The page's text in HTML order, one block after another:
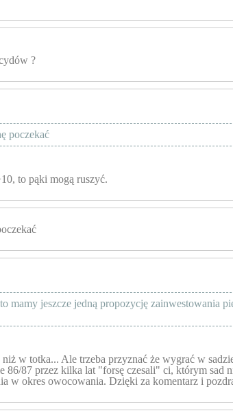
?
poczekać
to pąki mogą ruszyć.
jeszcze jedną propozycję zainwestowania
w totka... Ale trzeba przyznać że wygrać w
87 przez kilka lat "forsę czesali" ci, którym sad
w okres owocowania. Dzięki za komentarz i